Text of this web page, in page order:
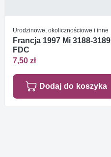
Urodzinowe, okolicznościowe i inne
Francja 1997 Mi 3188-3189
FDC
7,50 zł
Dodaj do koszyka